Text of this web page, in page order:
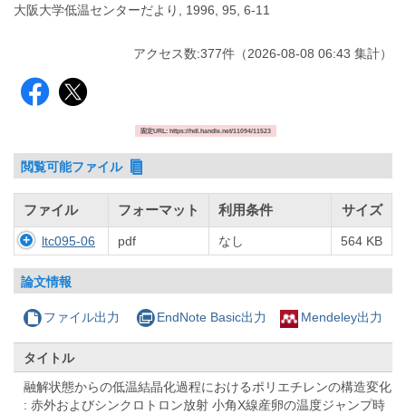
大阪大学低温センターだより, 1996, 95, 6-11
アクセス数:377件 （2026-08-08 06:43 集計）
固定URL: https://hdl.handle.net/11094/11523
閲覧可能ファイル
ファイル フォーマット 利用条件 サイズ
ltc095-06 pdf なし 564 KB
論文情報
ファイル出力 EndNote Basic出力 Mendeley出力
タイトル
融解状態からの低温結晶化過程におけるポリエチレンの構造変化
: 赤外およびシンクロトロン放射 小角X線産卵の温度ジャンプ時